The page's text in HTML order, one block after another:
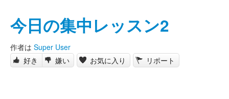
今日の集中レッスン2
作者は Super User
好き
嫌い お気に入り リポート